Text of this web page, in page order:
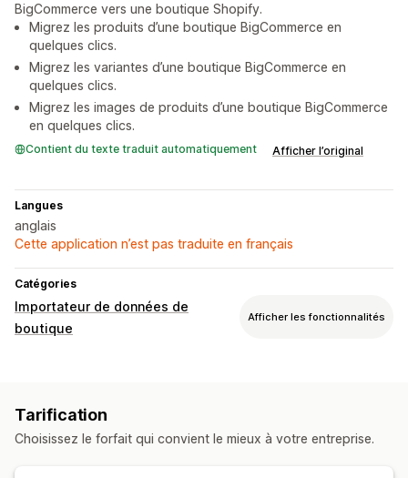
BigCommerce vers une boutique Shopify.
Migrez les produits d’une boutique BigCommerce en
quelques clics.
Migrez les variantes d’une boutique BigCommerce en
quelques clics.
Migrez les images de produits d’une boutique BigCommerce
en quelques clics.
Contient du texte traduit automatiquement Afficher l’original
Langues
anglais
Cette application n’est pas traduite en français
Catégories
Importateur de données de
boutique
Afficher les fonctionnalités
Synchronisation des commandes
Synchronisation des produits
Tarification
Choisissez le forfait qui convient le mieux à votre entreprise.